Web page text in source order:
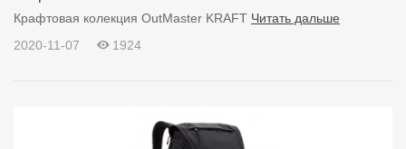
Крафтовая колекция OutMaster KRAFT Читать дальше
2020-11-07
1924